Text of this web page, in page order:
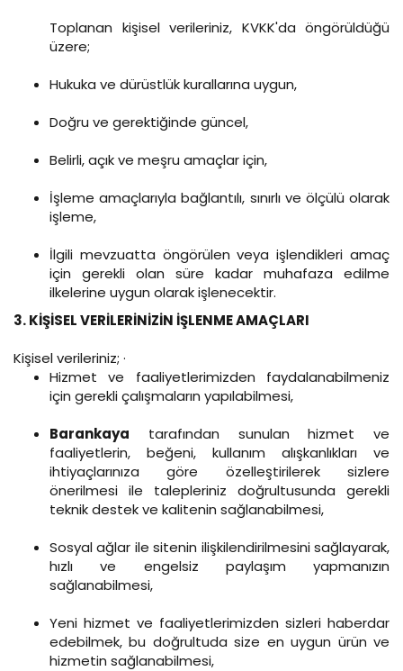
Toplanan kişisel verileriniz, KVKK'da öngörüldüğü
üzere;
Hukuka ve dürüstlük kurallarına uygun,
Doğru ve gerektiğinde güncel,
Belirli, açık ve meşru amaçlar için,
İşleme amaçlarıyla bağlantılı, sınırlı ve ölçülü olarak
işleme,
İlgili mevzuatta öngörülen veya işlendikleri amaç
için gerekli olan süre kadar muhafaza edilme
ilkelerine uygun olarak işlenecektir.
3. KİŞİSEL VERİLERİNİZİN İŞLENME AMAÇLARI
Kişisel verileriniz; ·
Hizmet ve faaliyetlerimizden faydalanabilmeniz
için gerekli çalışmaların yapılabilmesi,
Barankaya tarafından sunulan hizmet ve
faaliyetlerin, beğeni, kullanım alışkanlıkları ve
ihtiyaçlarınıza göre özelleştirilerek sizlere
önerilmesi ile talepleriniz doğrultusunda gerekli
teknik destek ve kalitenin sağlanabilmesi,
Sosyal ağlar ile sitenin ilişkilendirilmesini sağlayarak,
hızlı ve engelsiz paylaşım yapmanızın
sağlanabilmesi,
Yeni hizmet ve faaliyetlerimizden sizleri haberdar
edebilmek, bu doğrultuda size en uygun ürün ve
hizmetin sağlanabilmesi,